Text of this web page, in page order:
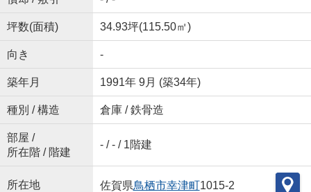
坪数(面積) 34.93坪(115.50㎡)
向き -
築年月 1991年 9月 (築34年)
種別 / 構造 倉庫 / 鉄骨造
部屋 /
所在階 / 階建
- / - / 1階建
所在地 佐賀県鳥栖市幸津町1015-2